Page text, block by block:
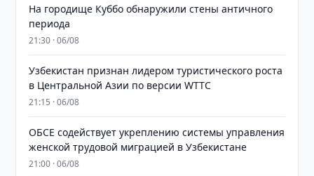
На городище Куббо обнаружили стены античного
периода
21:30 · 06/08
Узбекистан признан лидером туристического роста
в Центральной Азии по версии WTTC
21:15 · 06/08
ОБСЕ содействует укреплению системы управления
женской трудовой миграцией в Узбекистане
21:00 · 06/08